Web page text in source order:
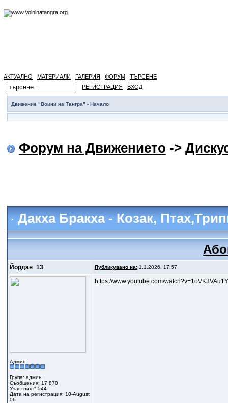
АКТУАЛНО МАТЕРИАЛИ ГАЛЕРИЯ ФОРУМ
ТЪРСЕНЕ
РЕГИСТРАЦИЯ
ВХОД
Движение "Воини на Тангра" - Начало
Форум на Движението ->
Дакха Бракха - Козак,
Йордан_13 Публикувано на:1.1.2026, 17:57
Админ
Група: админ
Съобщения: 17 870
Участник # 544
Дата на регистрация: 10-August
06
https://www.youtube.com/